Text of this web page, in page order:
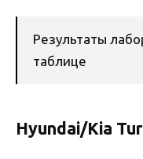
Результаты
таблице
Hyundai/Kia